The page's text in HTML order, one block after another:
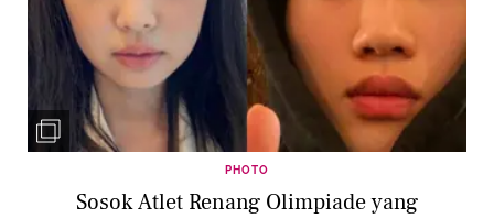
PHOTO
Sosok Atlet Renang Olimpiade yang